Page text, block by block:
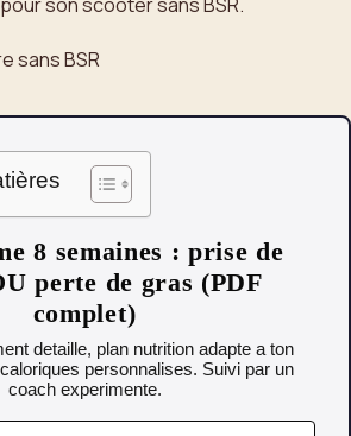
sans BSR
8 semaines : prise de
perte de gras (PDF
complet)
detaille, plan nutrition adapte a ton
personnalises. Suivi par un
coach experimente.